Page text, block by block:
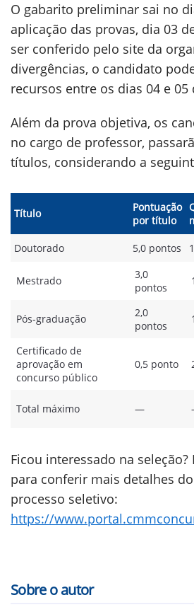
O gabarito preliminar sai no
aplicação das provas, dia 03
ser conferido pelo site da
divergências, o candidato
recursos entre os dias 04 e 05
Além da prova objetiva, os
no cargo de professor,
títulos, considerando a
Título
Pontuação
por título
Doutorado 5,0 pontos 1
Mestrado
3,0
pontos
1
Pós-graduação
2,0
pontos
1
Certificado de
aprovação em
concurso público
0,5 ponto
Total máximo —
Ficou interessado na
para conferir mais detalhes
processo seletivo:
https://
Sobre o autor